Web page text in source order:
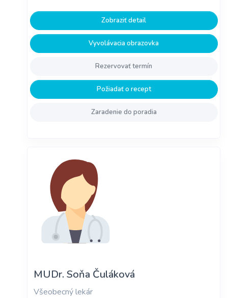
Zobraziť detail
Vyvolávacia obrazovka
Rezervovať termín
Požiadať o recept
Zaradenie do poradia
MUDr. Soňa Čuláková
Všeobecný lekár